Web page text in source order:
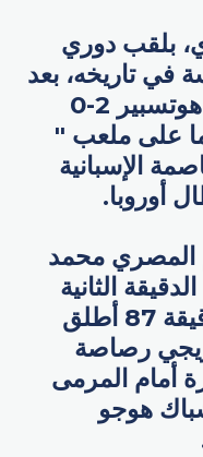
بلقب دوري
في تاريخه، بعد
فوزه على مواطنه توتنهام هوتسبير 2-0
على ملعب "
الإسبانية
أوروبا.
المصري محمد
الثانية
من عمر المباراة و في الدقيقة 87 أطلق
رصاصة
أمام المرمى
هوجو